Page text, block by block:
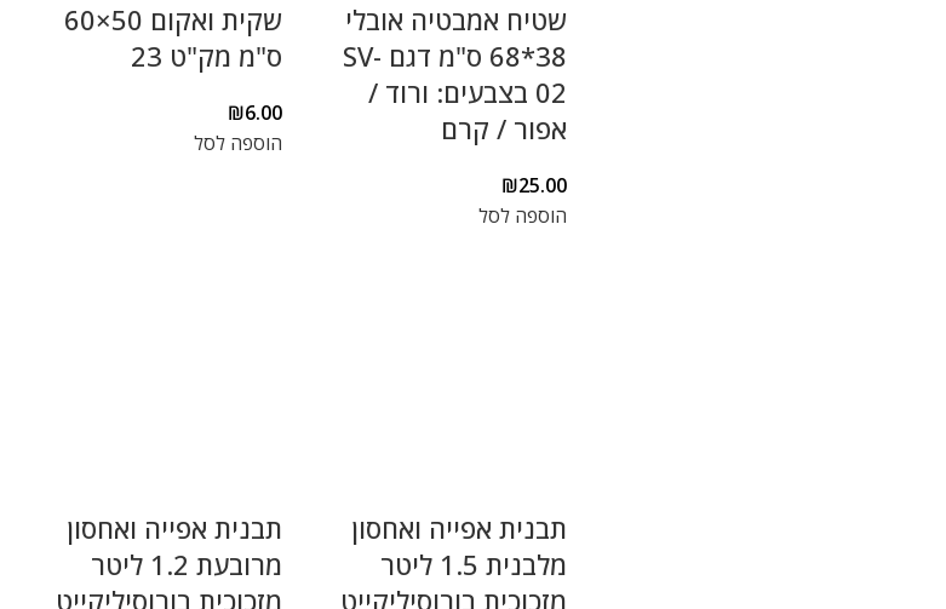
שטיח אמבטיה אובלי
38*68 ס"מ דגם SV-
02 בצבעים: ורוד /
אפור / קרם
₪25.00
הוספה לסל
שקית ואקום 50×60
ס"מ מק"ט 23
₪6.00
הוספה לסל
תבנית אפייה ואחסון
מלבנית 1.5 ליטר
מזכוכית בורוסיליקייט
תבנית אפייה ואחסון
מרובעת 1.2 ליטר
מזכוכית בורוסיליקייט